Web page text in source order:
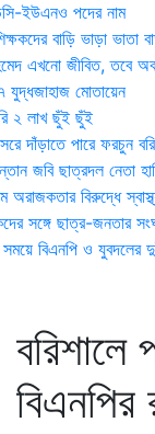
ইউএনও পদের নাম
বাড়ি ভাড়া ভাতা
এখনো জীবিত, তবে
যুদ্ধজাহাজ মোতায়েন
২ লাখ ছুঁই ছুঁই
দাঁড়াতে পারে ফরচুন
জবি ছাত্রদল নেতা
অরাজকতার বিরুদ্ধে
সঙ্গে ছাত্র-জনতার
বিএনপি ও যুবদলের দুই
বরিশালে
বিএনপির